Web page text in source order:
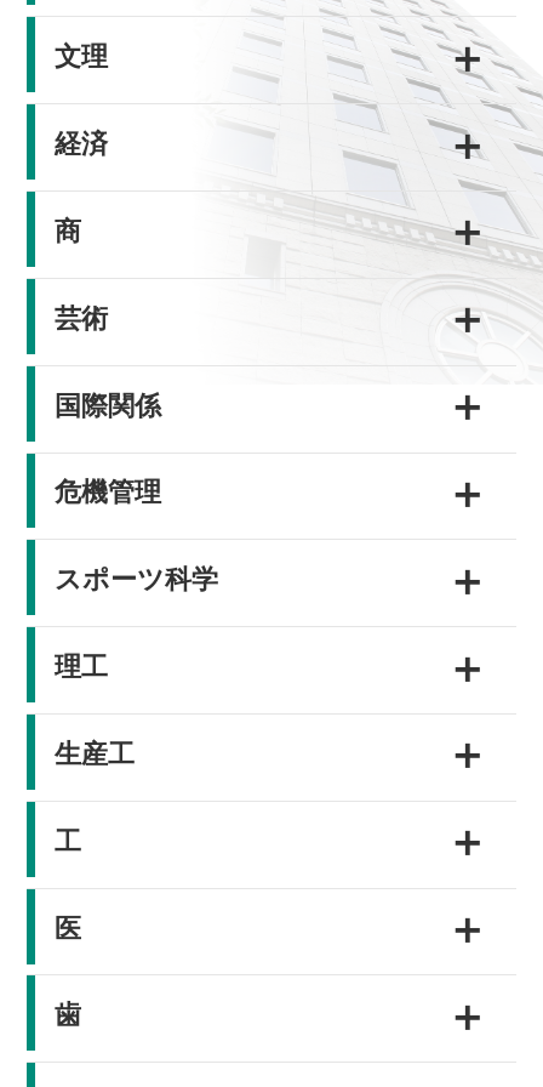
文理 ＋
経済 ＋
商 ＋
芸術 ＋
国際関係 ＋
危機管理 ＋
スポーツ科学 ＋
理工 ＋
生産工 ＋
工 ＋
医 ＋
歯 ＋